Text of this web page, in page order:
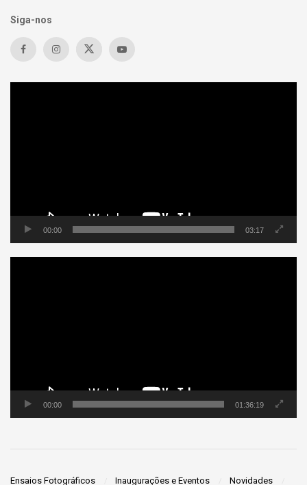
Siga-nos
00:00 03:17
00:00 01:36:19
Ensaios Fotográficos Inaugurações e Eventos Novidades